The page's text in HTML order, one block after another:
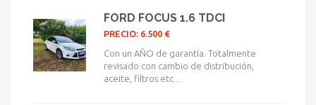
FORD FOCUS 1.6 TDCI
PRECIO: 6.500 €
Con un AÑO de garantía. Totalmente
revisado con cambio de distribución,
aceite, filtros etc....